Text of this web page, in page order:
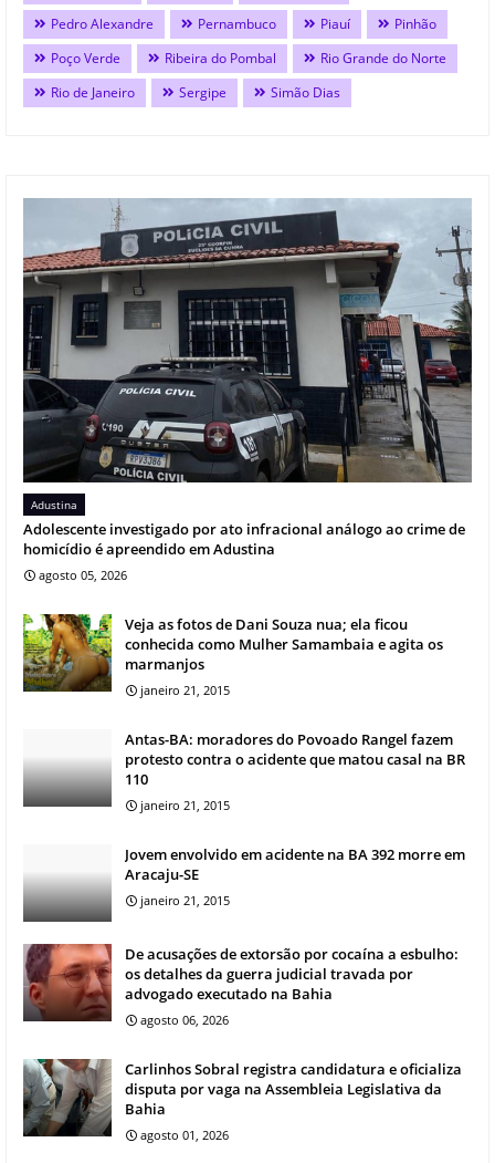
Pedro Alexandre
Pernambuco Piauí
Pinhão
Poço Verde
Ribeira do Pombal
Rio Grande do Norte
Rio de Janeiro
Sergipe Simão Dias
Adustina
Adolescente investigado por ato infracional análogo ao crime de
homicídio é apreendido em Adustina
agosto 05, 2026
Veja as fotos de Dani Souza nua; ela ficou
conhecida como Mulher Samambaia e agita os
marmanjos
janeiro 21, 2015
Antas-BA: moradores do Povoado Rangel fazem
protesto contra o acidente que matou casal na BR
110
janeiro 21, 2015
Jovem envolvido em acidente na BA 392 morre em
Aracaju-SE
janeiro 21, 2015
De acusações de extorsão por cocaína a esbulho:
os detalhes da guerra judicial travada por
advogado executado na Bahia
agosto 06, 2026
Carlinhos Sobral registra candidatura e oficializa
disputa por vaga na Assembleia Legislativa da
Bahia
agosto 01, 2026